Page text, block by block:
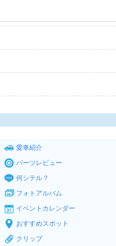
愛車紹介
パーツレビュー
何シテル？
フォトアルバム
イベントカレンダー
おすすめスポット
クリップ